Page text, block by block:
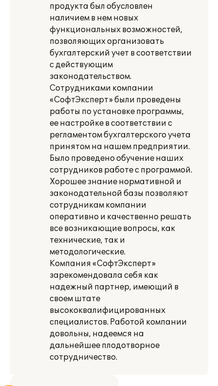
продукта был обусловлен
наличием в нем новых
функциональных возможностей,
позволяющих организовать
бухгалтерский учет в соответствии
с действующим
законодательством.
Сотрудниками компании
«СофтЭксперт» были проведены
работы по установке программы,
ее настройке в соответствии с
регламентом бухгалтерского учета
принятом на нашем предприятии.
Было проведено обучение наших
сотрудников работе с программой.
Хорошее знание нормативной и
законодательной базы позволяют
сотрудникам компании
оперативно и качественно решать
все возникающие вопросы, как
технические, так и
методологические.
Компания «СофтЭксперт»
зарекомендовала себя как
надежный партнер, имеющий в
своем штате
высококвалифицированных
специалистов. Работой компании
довольны, надеемся на
дальнейшее плодотворное
сотрудничество.